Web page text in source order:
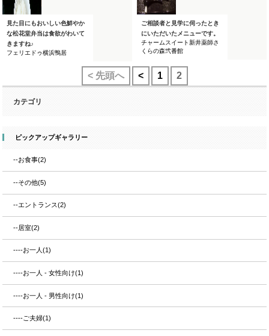
見た目にもおいしい色鮮やか
な松花堂弁当は食欲がわいて
きますね♪
フェリエドゥ横浜鴨居
ご相談者と見学に伺ったとき
にいただいたメニューです。
チャームスイート新井薬師さ
くらの森弐番館
< 先頭へ < 1 2
カテゴリ
ピックアップギャラリー
--お食事(2)
--その他(5)
--エントランス(2)
--居室(2)
----お一人(1)
----お一人 - 女性向け(1)
----お一人 - 男性向け(1)
----ご夫婦(1)